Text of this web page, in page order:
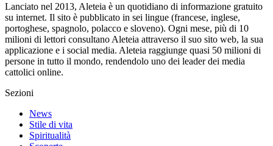
Lanciato nel 2013, Aleteia è un quotidiano di informazione gratuito
su internet. Il sito è pubblicato in sei lingue (francese, inglese,
portoghese, spagnolo, polacco e sloveno). Ogni mese, più di 10
milioni di lettori consultano Aleteia attraverso il suo sito web, la sua
applicazione e i social media. Aleteia raggiunge quasi 50 milioni di
persone in tutto il mondo, rendendolo uno dei leader dei media
cattolici online.
Sezioni
News
Stile di vita
Spiritualità